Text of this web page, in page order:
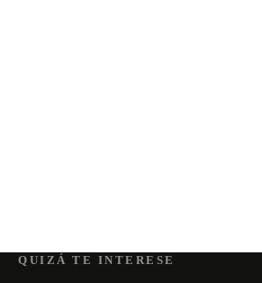
QUIZÁ TE INTERESE